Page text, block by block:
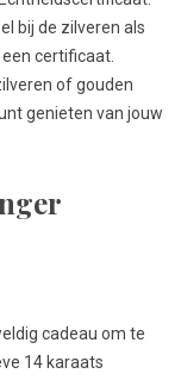
bij de zilveren als
certificaat.
of gouden
genieten van jouw
cadeau om te
14 karaats